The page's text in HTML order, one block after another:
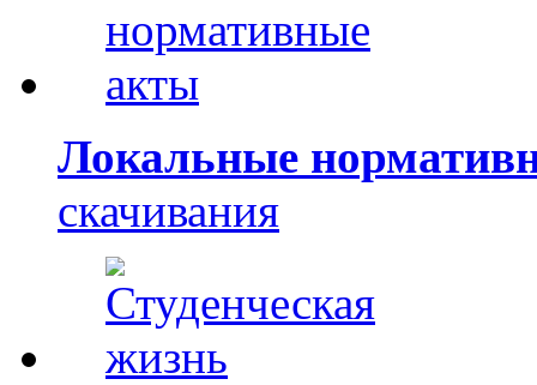
Локальные
скачивания